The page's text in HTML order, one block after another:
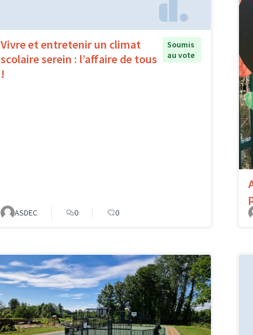
Vivre et entretenir un climat
scolaire serein : l’affaire de tous
!
Soumis
au vote
ASDEC 0 0